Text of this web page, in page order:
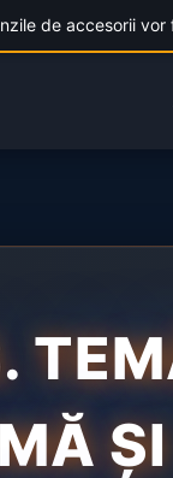
de accesorii
ȘI